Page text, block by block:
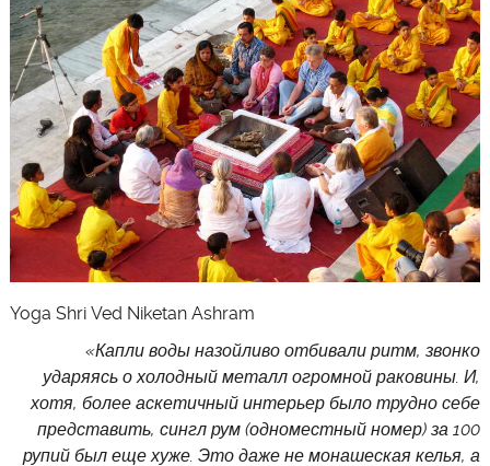
Yoga Shri Ved Niketan Ashram
«Капли воды назойливо отбивали ритм, звонко
ударяясь о холодный металл огромной раковины. И,
хотя, более аскетичный интерьер было трудно себе
представить, сингл рум (одноместный номер) за 100
рупий был еще хуже. Это даже не монашеская келья, а